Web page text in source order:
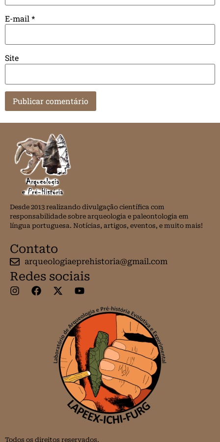
E-mail *
Site
Desde 2013 realizando divulgação científica com
responsabilidade sobre arqueologia e paleontologia em
língua portuguesa. Notícias, artigos, eventos, e muito mais!
Contato
arqueologiaeprehistoria@gmail.com
Redes sociais
Todos os direitos reservados.